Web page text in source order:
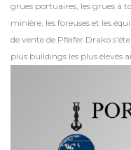
grues portuaires, les grues à
minière, les foreuses et les
de vente de Pfeifer Drako
plus buildings les plus élevés